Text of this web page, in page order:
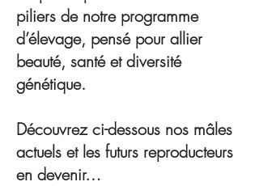
piliers de notre programme
d’élevage, pensé pour allier
beauté, santé et diversité
génétique.
Découvrez ci-dessous nos mâles
actuels et les futurs reproducteurs
en devenir…